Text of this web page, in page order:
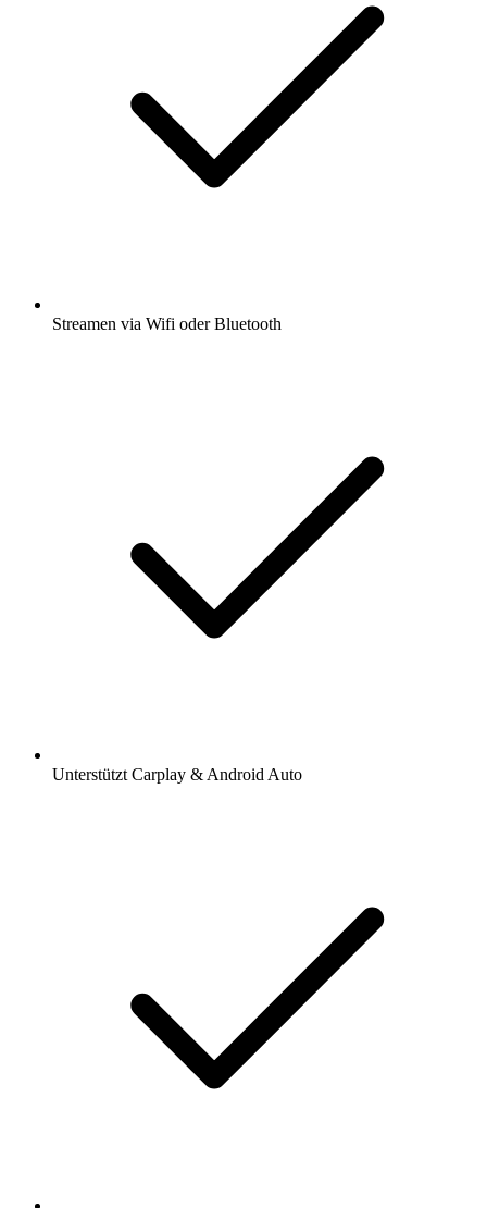
Streamen via Wifi oder Bluetooth
Unterstützt Carplay & Android Auto